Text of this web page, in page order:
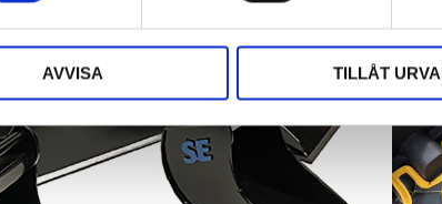
AVVISA TILLÅT